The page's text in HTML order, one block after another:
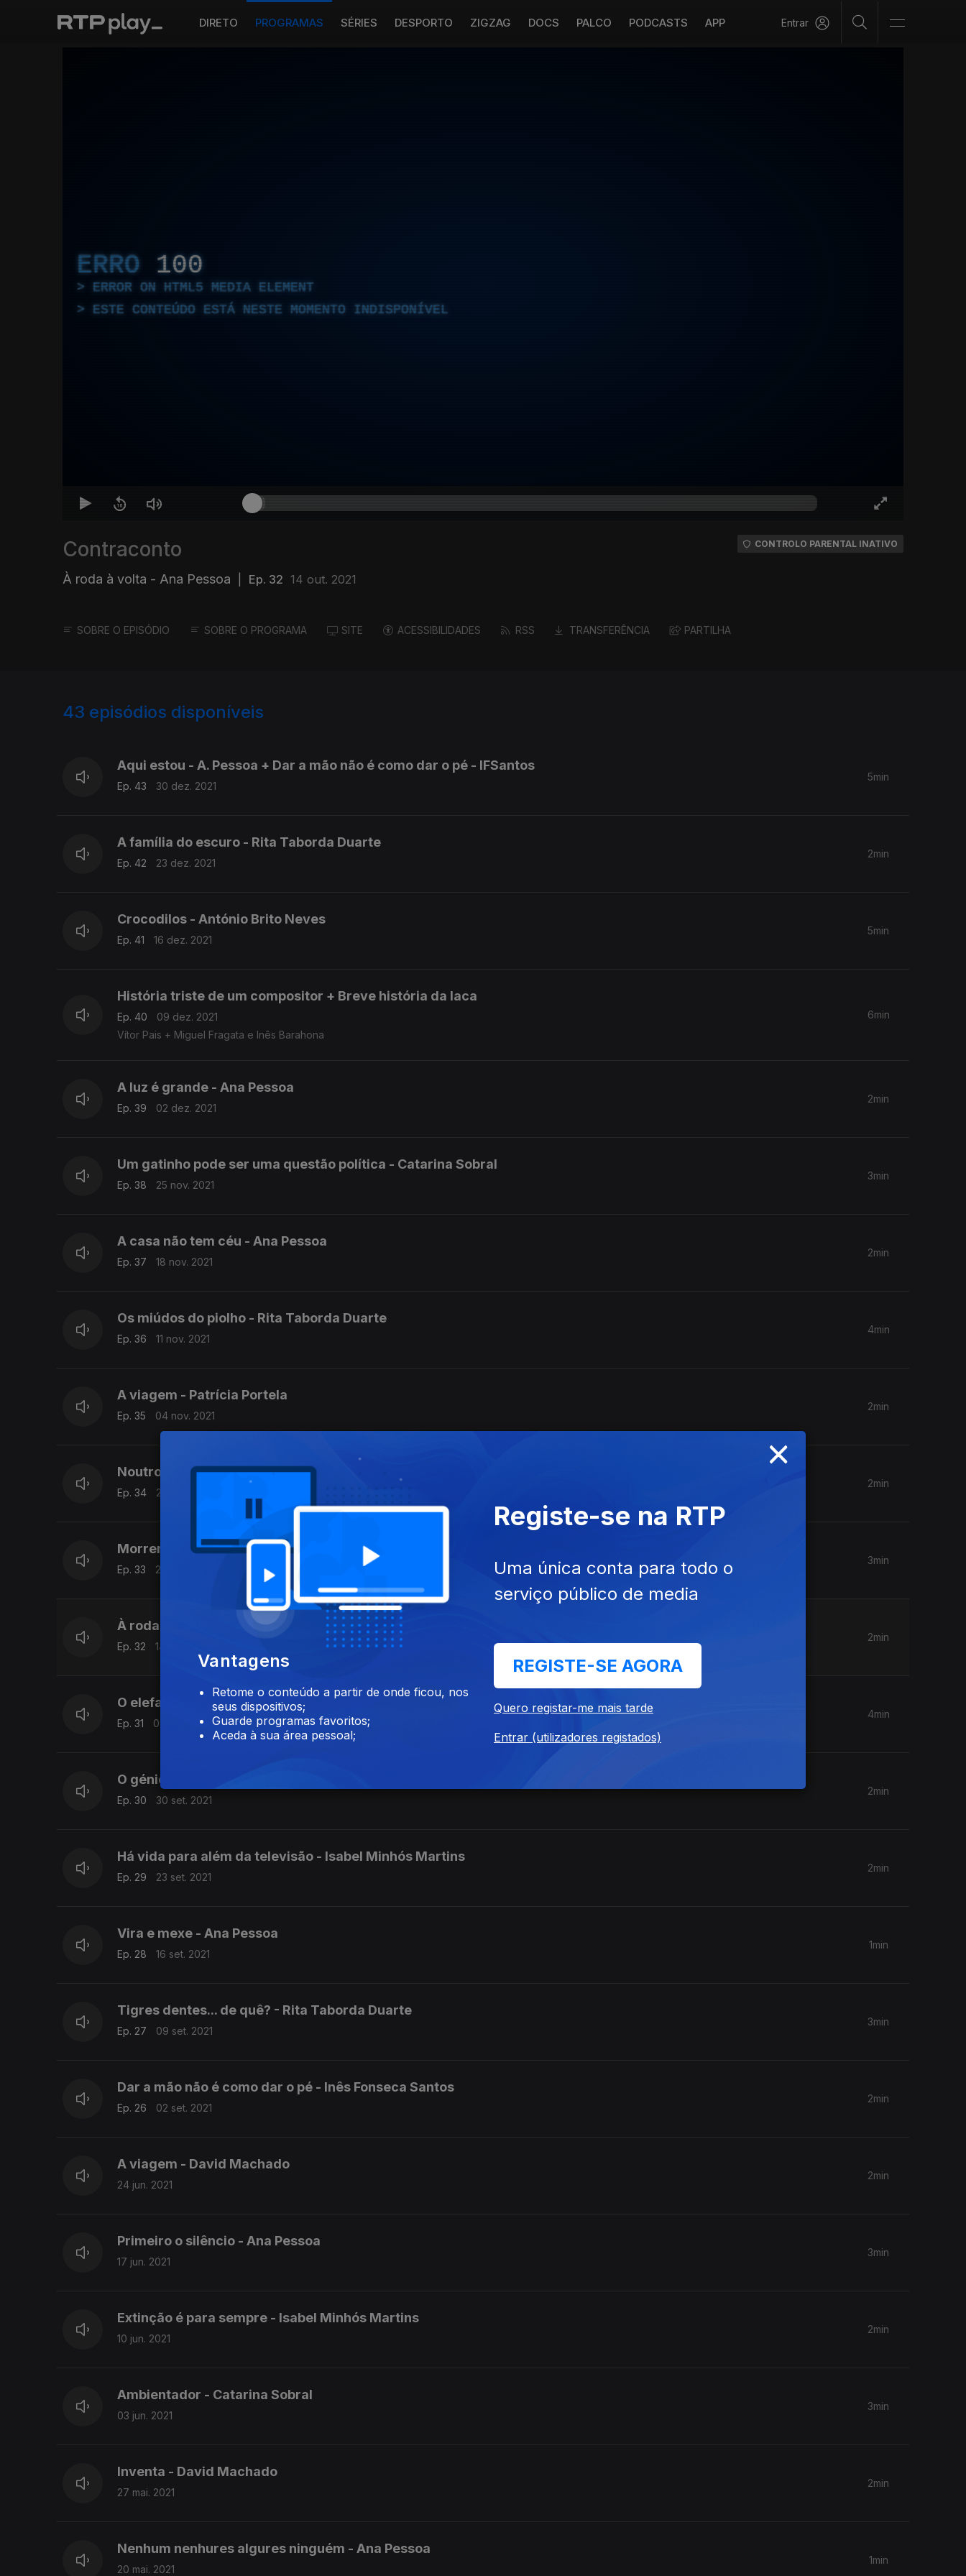
DIRETO PROGRAMAS SÉRIES DESPORTO ZIGZAG DOCS PALCO PODCASTS APP Entrar
ERRO 100
ERROR ON HTML5 MEDIA ELEMENT
ESTE CONTEÚDO ESTÁ NESTE MOMENTO INDISPONÍVEL
Contraconto
À roda à volta - Ana Pessoa Ep. 32 14 out. 2021
CONTROLO PARENTAL INATIVO
SOBRE O EPISÓDIO SOBRE O PROGRAMA SITE ACESSIBILIDADES RSS TRANSFERÊNCIA PARTILHA
43 episódios disponíveis
Aqui estou - A. Pessoa + Dar a mão não é como dar o pé - IFSantos
Ep. 43 30 dez. 2021
5min
A família do escuro - Rita Taborda Duarte
Ep. 42 23 dez. 2021
2min
Crocodilos - António Brito Neves
Ep. 41 16 dez. 2021
5min
História triste de um compositor + Breve história da laca
Ep. 40
09 dez. 2021
Vítor Pais + Miguel Fragata e Inês Barahona
6min
A luz é grande - Ana Pessoa
Ep. 39 02 dez. 2021
2min
Um gatinho pode ser uma questão política - Catarina Sobral
Ep. 38 25 nov. 2021
3min
A casa não tem céu - Ana Pessoa
Ep. 37 18 nov. 2021
2min
Os miúdos do piolho - Rita Taborda Duarte
Ep. 36 11 nov. 2021
4min
A viagem - Patrícia Portela
Ep. 35 04 nov. 2021
2min
Noutro dia - Patrícia Portela
Ep. 34 28 out. 2021
2min
Morrer de vergonha - Patrícia Portela
Ep. 33 21 out. 2021
3min
À roda à volta - Ana Pessoa
Ep. 32 14 out. 2021
2min
O elefante sem tromba - Rita Taborda Duarte
Ep. 31 07 out. 2021
4min
O génio velhinho - David Machado
Ep. 30 30 set. 2021
2min
Há vida para além da televisão - Isabel Minhós Martins
Ep. 29 23 set. 2021
2min
Vira e mexe - Ana Pessoa
Ep. 28 16 set. 2021
1min
Tigres dentes... de quê? - Rita Taborda Duarte
Ep. 27 09 set. 2021
3min
Dar a mão não é como dar o pé - Inês Fonseca Santos
Ep. 26 02 set. 2021
2min
A viagem - David Machado
24 jun. 2021
2min
Primeiro o silêncio - Ana Pessoa
17 jun. 2021
3min
Extinção é para sempre - Isabel Minhós Martins
10 jun. 2021
2min
Ambientador - Catarina Sobral
03 jun. 2021
3min
Inventa - David Machado
27 mai. 2021
2min
Nenhum nenhures algures ninguém - Ana Pessoa
20 mai. 2021
1min
×
Vantagens
Retome o conteúdo a partir de onde ficou, nos
seus dispositivos;
Guarde programas favoritos;
Aceda à sua área pessoal;
Registe-se na RTP
Uma única conta para todo o
serviço público de media
REGISTE-SE AGORA
Quero registar-me mais tarde
Entrar (utilizadores registados)